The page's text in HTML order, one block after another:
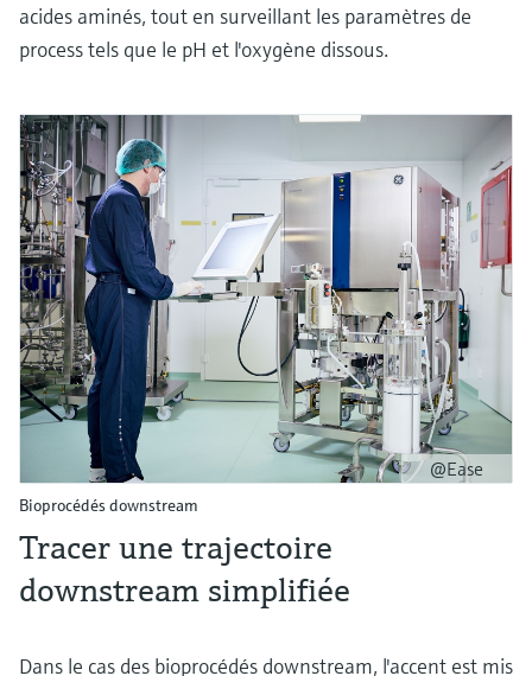
acides aminés, tout en surveillant les paramètres de
process tels que le pH et l'oxygène dissous.
@Ease
Bioprocédés downstream
Tracer une trajectoire
downstream simplifiée
Dans le cas des bioprocédés downstream, l'accent est mis